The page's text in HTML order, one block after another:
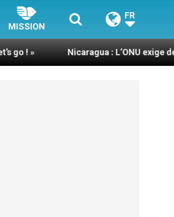
MISSION
FR
Nicaragua : L’ONU exige des